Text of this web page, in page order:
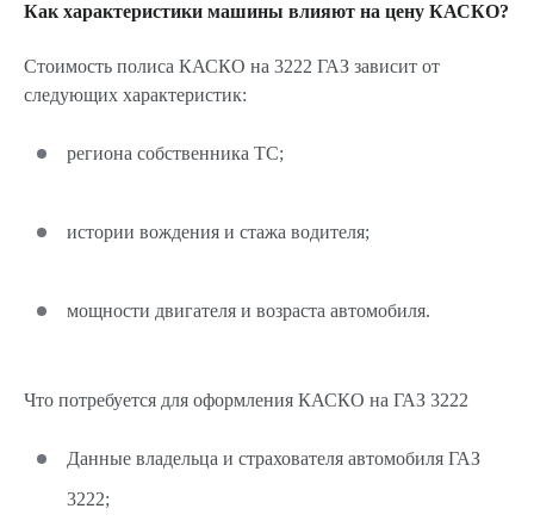
Как характеристики машины влияют на цену КАСКО?
Стоимость полиса КАСКО на 3222 ГАЗ зависит от
следующих характеристик:
региона собственника ТС;
истории вождения и стажа водителя;
мощности двигателя и возраста автомобиля.
Что потребуется для оформления КАСКО на ГАЗ 3222
Данные владельца и страхователя автомобиля ГАЗ
3222;